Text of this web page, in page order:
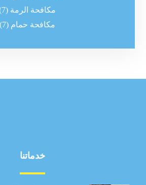
مكافحة الرمة (7)
مكافحة حمام (7)
خدماتنا